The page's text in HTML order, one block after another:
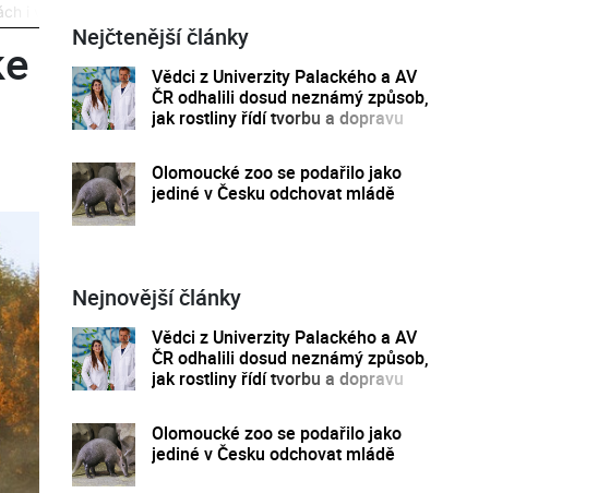
i v nížinách
Nejčtenější články
Vědci z Univerzity Palackého a AV
ČR odhalili dosud neznámý způsob,
jak rostliny řídí tvorbu a dopravu
Olomoucké zoo se podařilo jako
jediné v Česku odchovat mládě
Nejnovější články
Vědci z Univerzity Palackého a AV
ČR odhalili dosud neznámý způsob,
jak rostliny řídí tvorbu a dopravu
Olomoucké zoo se podařilo jako
jediné v Česku odchovat mládě